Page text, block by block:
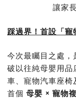
讓家
踩過界！首設「
今次最矚目之處
破以往純母嬰用品
車、寵物汽車座
首個 母嬰 × 寵物